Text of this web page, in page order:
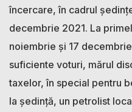
încercare, în cadrul
decembrie 2021. La
noiembrie și 17
suficiente voturi, mărul
taxelor, în special pentru
la ședință, un petrolist